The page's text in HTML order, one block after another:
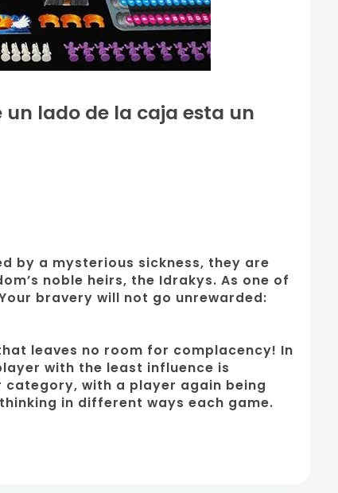
lado de la caja esta un
by a mysterious sickness, they are
noble heirs, the Idrakys. As one of
bravery will not go unrewarded:
leaves no room for complacency! In
with the least influence is
with a player again being
in different ways each game.